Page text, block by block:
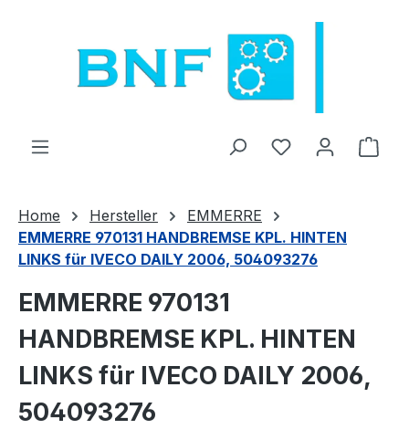
Du hast 0
Home Hersteller
EMMERRE
EMMERRE 970131 HANDBREMSE KPL. HINTEN
LINKS für IVECO DAILY 2006, 504093276
EMMERRE 970131
HANDBREMSE KPL. HINTEN
LINKS für IVECO DAILY 2006,
504093276